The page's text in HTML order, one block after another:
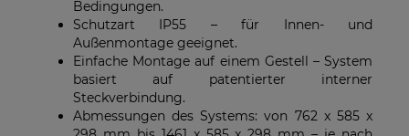
Bedingungen.
Schutzart IP55 – für Innen- und
Außenmontage geeignet.
Einfache Montage auf einem Gestell – System
basiert auf patentierter interner
Steckverbindung.
Abmessungen des Systems: von 762 x 585 x